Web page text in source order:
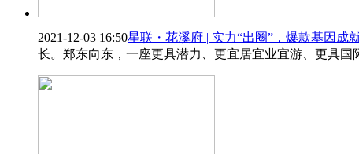
2021-12-03 16:50星联・花溪府 | 实力“出圈”，爆款基因成
长。郑东向东，一座更具潜力、更宜居宜业宜游、更具